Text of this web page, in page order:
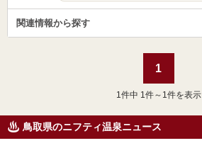
関連情報から探す
1
1 件中 1件～1件を表示
鳥取県のニフティ温泉ニュース